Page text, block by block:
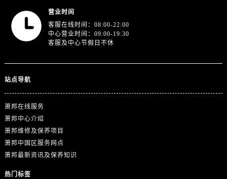
山东省济南市历下区经十路11111号华润中心写字楼（万象城）15层1508室萧邦售后服务中心（需提前预约）
营业时间
客服在线时间：08:00-22:00
中心营业时间：09:00-19:30
客服及中心节假日不休
站点导航
萧邦在线服务
萧邦中心介绍
萧邦维修及保养项目
萧邦中国区服务网点
萧邦最新资讯及保养知识
热门标签